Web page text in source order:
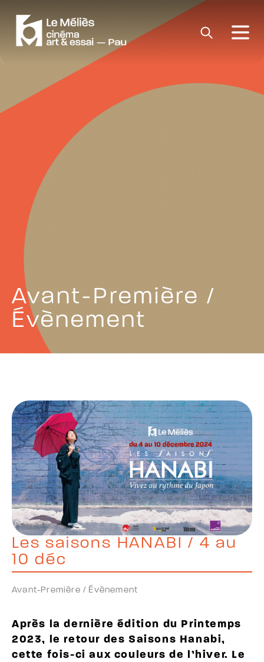
Avant-Première /
Évènement
Les saisons HANABI / 4 au
10 déc
Avant-Première / Évènement
Après la dernière édition du Printemps
2023, le retour des Saisons Hanabi,
cette fois-ci aux couleurs de l’hiver. Le